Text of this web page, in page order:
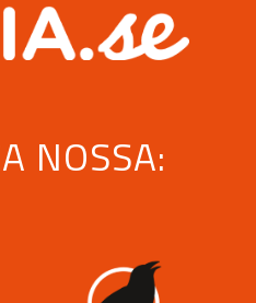
NOSSA: